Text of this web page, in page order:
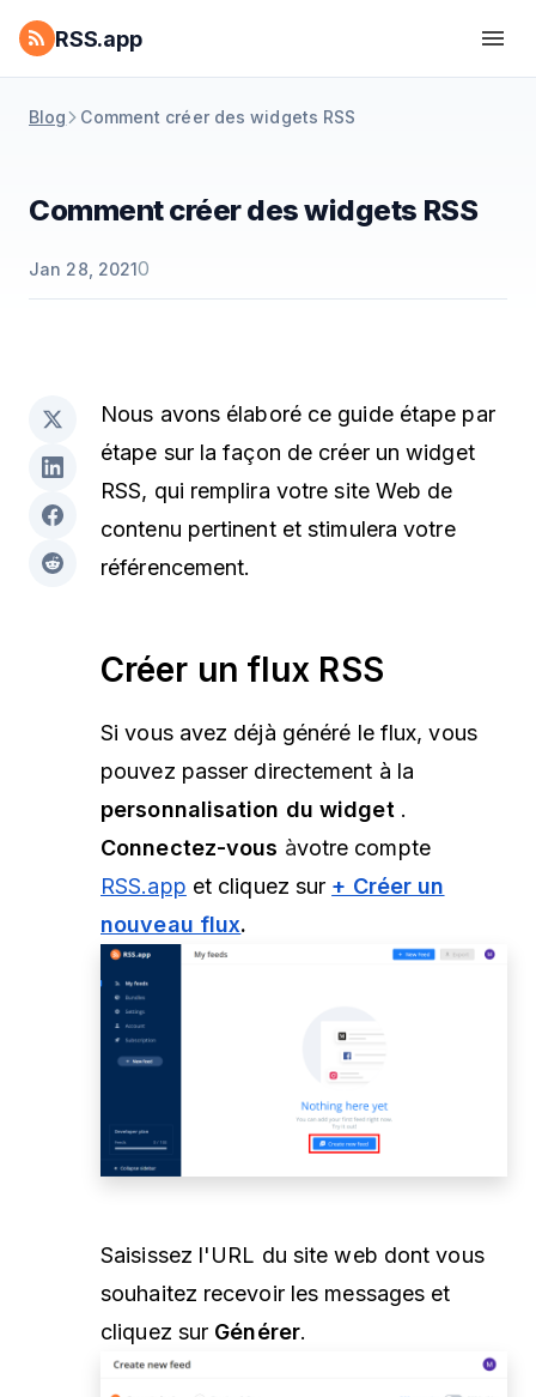
RSS.app
Blog Comment créer des widgets RSS
Comment créer des widgets RSS
Jan 28, 20210
Nous avons élaboré ce guide étape par
étape sur la façon de créer un widget
RSS, qui remplira votre site Web de
contenu pertinent et stimulera votre
référencement.
Créer un flux RSS
Si vous avez déjà généré le flux, vous
pouvez passer directement à la
personnalisation du widget .
Connectez-vous àvotre compte
RSS.app et cliquez sur + Créer un
nouveau flux.
Saisissez l'URL du site web dont vous
souhaitez recevoir les messages et
cliquez sur Générer.